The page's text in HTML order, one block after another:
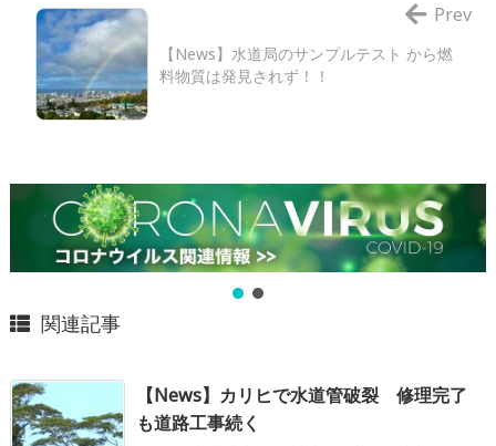
【News】水道局のサンプルテスト から燃
料物質は発見されず！！
Prev
関連記事
【News】カリヒで水道管破裂 修理完了
も道路工事続く